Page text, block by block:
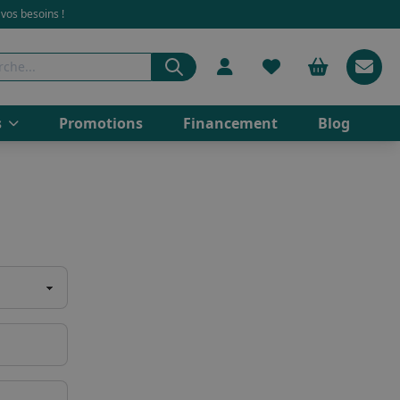
besoins !
Promotions Financement Blog